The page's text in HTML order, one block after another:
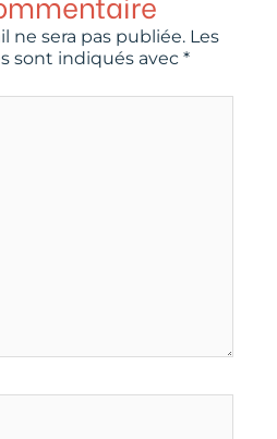
ne sera pas publiée. Les
sont indiqués avec *